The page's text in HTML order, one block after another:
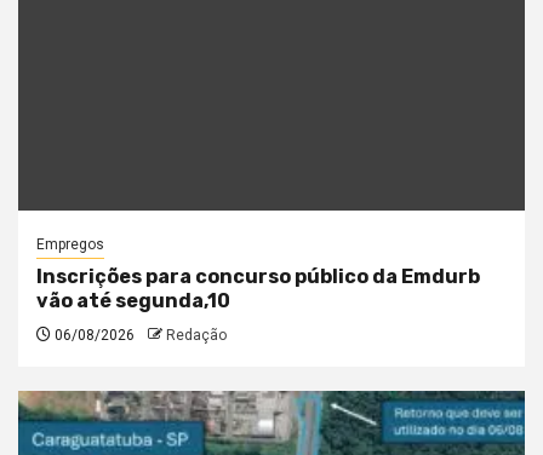
Empregos
Inscrições para concurso público da Emdurb
vão até segunda,10
06/08/2026 Redação